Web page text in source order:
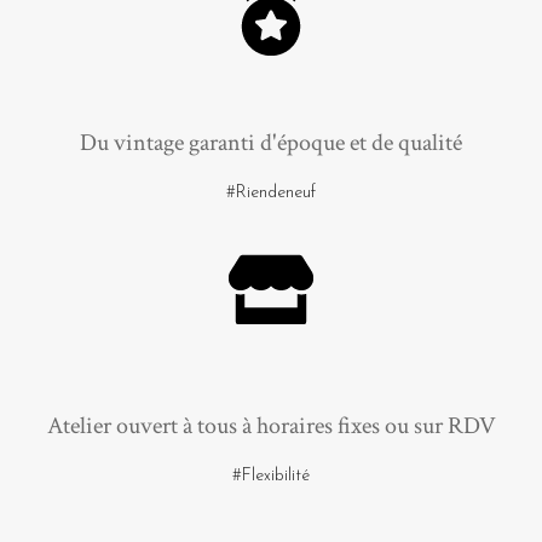
Du vintage garanti d'époque et de qualité
#Riendeneuf
Atelier ouvert à tous à horaires fixes ou sur RDV
#Flexibilité